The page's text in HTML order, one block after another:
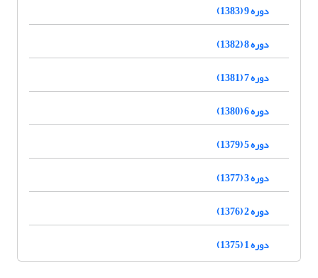
دوره 9 (1383)
دوره 8 (1382)
دوره 7 (1381)
دوره 6 (1380)
دوره 5 (1379)
دوره 3 (1377)
دوره 2 (1376)
دوره 1 (1375)